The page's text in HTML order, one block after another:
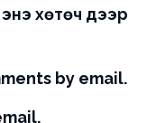
хөтөч дээр
by email.